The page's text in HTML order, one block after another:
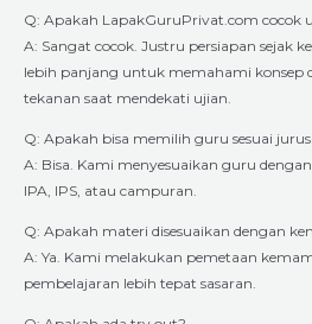
Q: Apakah LapakGuruPrivat.com cocok
A: Sangat cocok. Justru persiapan sejak
lebih panjang untuk memahami konsep
tekanan saat mendekati ujian.
Q: Apakah bisa memilih guru sesuai
A: Bisa. Kami menyesuaikan guru
IPA, IPS, atau campuran.
Q: Apakah materi disesuaikan dengan
A: Ya. Kami melakukan pemetaan
pembelajaran lebih tepat sasaran.